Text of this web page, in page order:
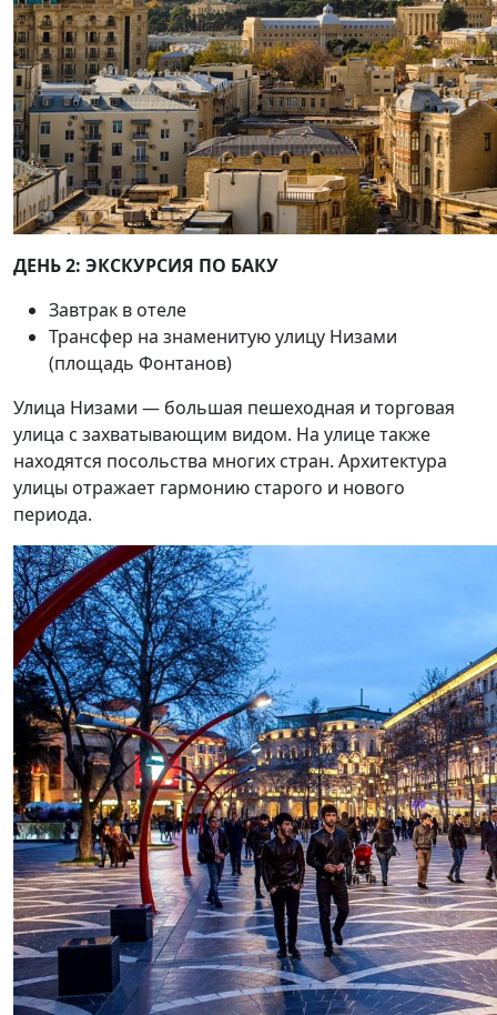
ДЕНЬ 2: ЭКСКУРСИЯ ПО БАКУ
Завтрак в отеле
Трансфер на знаменитую улицу Низами
(площадь Фонтанов)
Улица Низами — большая пешеходная и торговая
улица с захватывающим видом. На улице также
находятся посольства многих стран. Архитектура
улицы отражает гармонию старого и нового
периода.